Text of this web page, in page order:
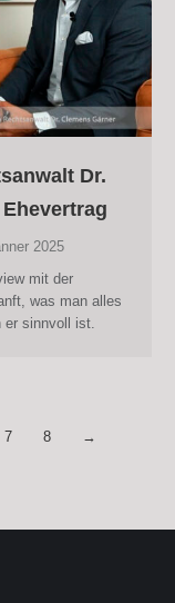
Dr.
2025
mit der
was man alles
er sinnvoll ist.
7 8 →